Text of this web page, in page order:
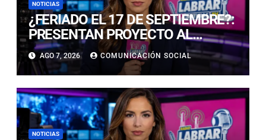
NOTICIAS
¿FERIADO EL 17 DE SEPTIEMBRE?:
PRESENTAN PROYECTO AL
CONGRESO PARA EXTENDER UN
DÍA MÁS LAS CELEBRACIONES DE
FIESTAS PATRIAS
AGO 7, 2026 COMUNICACIÓN SOCIAL
NOTICIAS